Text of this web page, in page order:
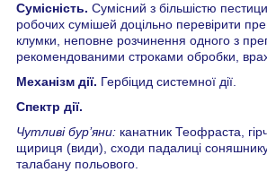
Сумісність. Сумісний з більшістю
робочих сумішей доцільно перевірити
клумки, неповне розчинення одного з
рекомендованими строками обробки,
Механізм дії. Гербіцид системної дії.
Спектр дії.
Чутливі бур’яни: канатник Теофраста,
щириця (види), сходи падалиці
талабану польового.